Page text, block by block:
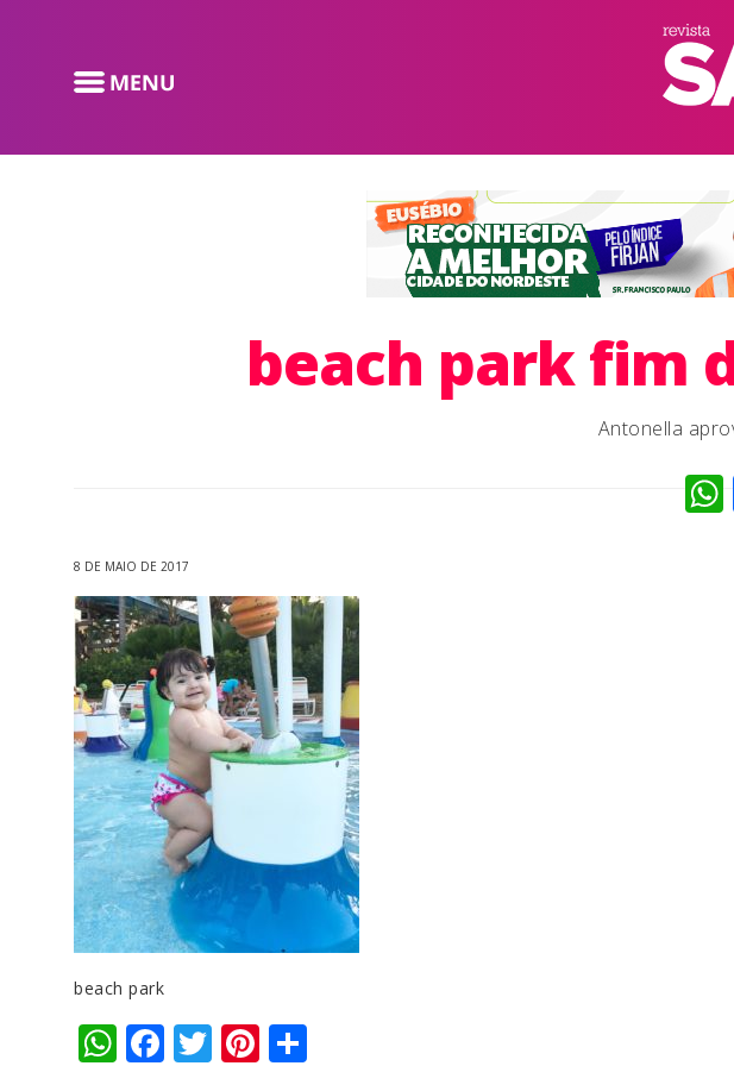
beach park fim
Antonella
8 DE MAIO DE 2017
beach park
WhatsApp
Facebook
TwitterPinterest